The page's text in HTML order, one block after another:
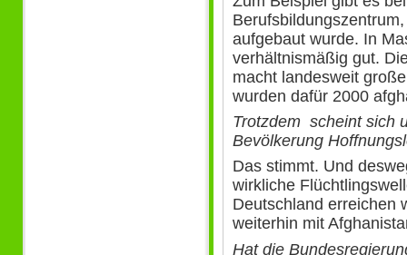
aufgebaut wurde. In
verhältnismäßig gut.
macht landesweit
wurden dafür 2000
Trotzdem scheint sich
Bevölkerung
Das stimmt. Und
wirkliche
Deutschland erreichen
weiterhin mit
Hat die